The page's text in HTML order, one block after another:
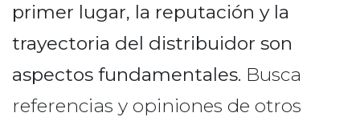
primer lugar, la reputación y la
trayectoria del distribuidor son
aspectos fundamentales. Busca
referencias y opiniones de otros